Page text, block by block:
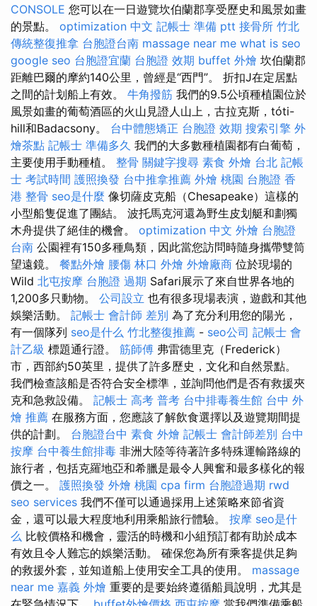
CONSOLE 您可以在一日遊覽坎伯蘭郡享受歷史和風景如畫
的景點。 optimization 中文 記帳士 準備 ptt 接骨所 竹北
傳統整復推拿 台胞證台南 massage near me what is seo
google seo 台胞證宜蘭 台胞證 效期 buffet 外燴 坎伯蘭郡
距離巴爾的摩約140公里，曾經是“西門”。 折扣J在定居點
之間的計划船上有效。 牛角撥筋 我們的9.5公頃種植園位於
風景如畫的葡萄酒區的火山見證人山上，古拉克斯，tóti-
hill和Badacsony。 台中體態矯正 台胞證 效期 搜索引擎 外
燴茶點 記帳士 準備多久 我們的大多數種植園都有白葡萄，
主要使用手動種植。 整骨 關鍵字搜尋 素食 外燴 台北 記帳
士 考試時間 護照換發 台中推拿推薦 外燴 桃園 台胞證 香
港 整骨 seo是什麼 像切薩皮克船（Chesapeake）這樣的
小型船隻促進了團結。 波托馬克河還為野生皮划艇和劃獨
木舟提供了絕佳的機會。 optimization 中文 外燴 台胞證
台南 公園裡有150多種鳥類，因此當您訪問時隨身攜帶雙筒
望遠鏡。 餐點外燴 腰傷 林口 外燴 外燴廠商 位於現場的
Wild 北屯按摩 台胞證 過期 Safari展示了來自世界各地的
1,200多只動物。 公司設立 也有很多現場表演，遊戲和其他
娛樂活動。 記帳士 會計師 差別 為了充分利用您的陽光，
有一個隊列 seo是什么 竹北整復推薦 - seo公司 記帳士 會
計乙級 標題通行證。 筋師傅 弗雷德里克（Frederick）
市，西部約50英里，提供了許多歷史，文化和自然景點。
我們檢查該船是否符合安全標準，並詢問他們是否有救援夾
克和急救設備。 記帳士 高考 普考 台中排毒養生館 台中 外
燴 推薦 在服務方面，您應該了解飲食選擇以及遊覽期間提
供的計劃。 台胞證台中 素食 外燴 記帳士 會計師差別 台中
按摩 台中養生館排毒 非洲大陸等待著許多特殊運輸路線的
旅行者，包括克羅地亞和希臘是最令人興奮和最多樣化的報
價之一。 護照換發 外燴 桃園 cpa firm 台胞證過期 rwd
seo services 我們不僅可以通過採用上述策略來節省資
金，還可以最大程度地利用乘船旅行體驗。 按摩 seo是什
么 比較價格和機會，靈活的時機和小組預訂都有助於成本
有效且令人難忘的娛樂活動。 確保您為所有乘客提供足夠
的救援外套，並知道船上使用安全工具的使用。 massage
near me 嘉義 外燴 重要的是要始終遵循船員說明，尤其是